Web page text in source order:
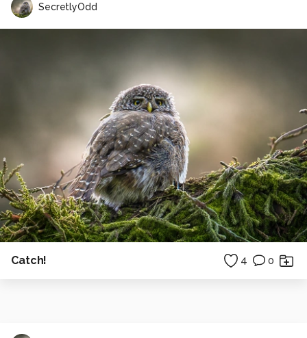
SecretlyOdd
Catch! 4 0